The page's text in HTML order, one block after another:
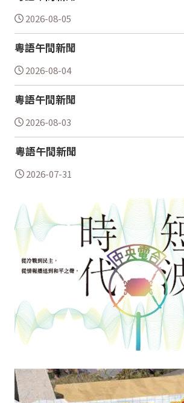
2026-08-05
粵語午間新聞
2026-08-04
粵語午間新聞
2026-08-03
粵語午間新聞
2026-07-31